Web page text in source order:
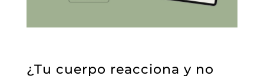
¿Tu cuerpo reacciona y no